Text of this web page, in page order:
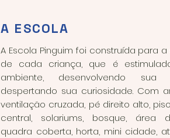
A ESCOLA
A Escola Pinguim foi construída para
de cada criança, que é
ambiente, desenvolvendo
despertando sua curiosidade. Com
ventilação cruzada, pé direito alto,
central, solariums, bosque, área
quadra coberta, horta, mini cidade,